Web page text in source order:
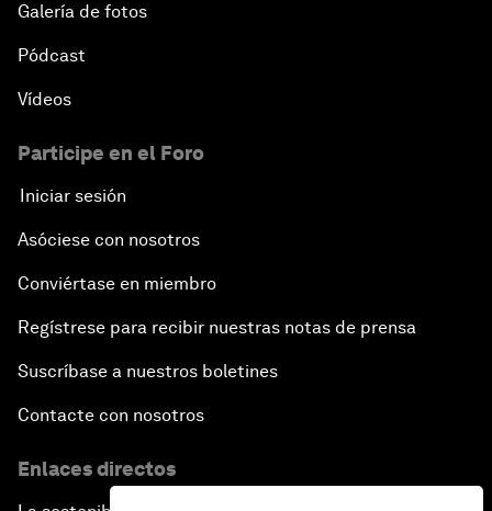
Galería de fotos
Pódcast
Vídeos
Participe en el Foro
Iniciar sesión
Asóciese con nosotros
Conviértase en miembro
Regístrese para recibir nuestras notas de prensa
Suscríbase a nuestros boletines
Contacte con nosotros
Enlaces directos